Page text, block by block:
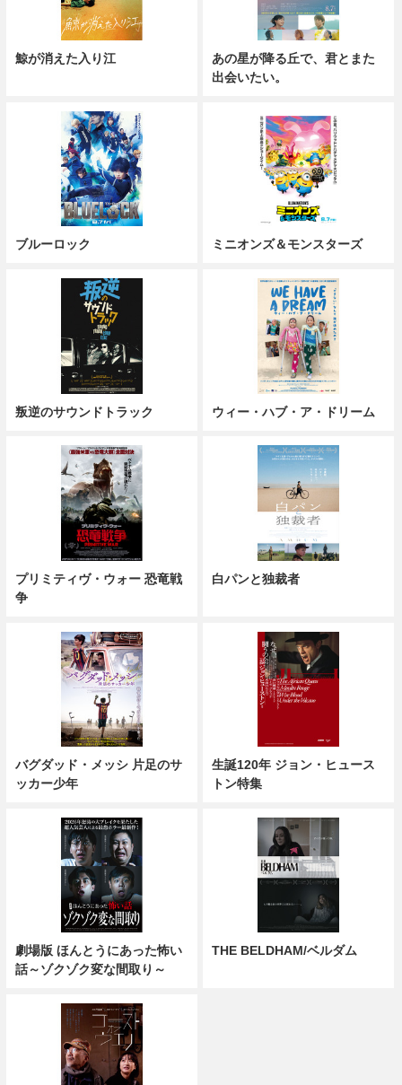
鯨が消えた入り江
あの星が降る丘で、君とまた
出会いたい。
ブルーロック ミニオンズ＆モンスターズ
叛逆のサウンドトラック ウィー・ハブ・ア・ドリーム
プリミティヴ・ウォー 恐竜戦
争
白パンと独裁者
バグダッド・メッシ 片足のサ
ッカー少年
生誕120年 ジョン・ヒュース
トン特集
劇場版 ほんとうにあった怖い
話～ゾクゾク変な間取り～
THE BELDHAM/ベルダム